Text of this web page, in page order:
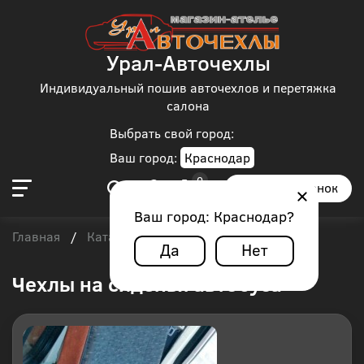
Выбрать свой город:
Ваш город: Краснодар
Ваш город: Краснодар?
Да Нет
Урал-Авточехлы
Индивидуальный пошив авточехлов и перетяжка
салона
Заказать звонок
Главная / Каталог чехлов / Автобус
Чехлы на сиденья автобуса